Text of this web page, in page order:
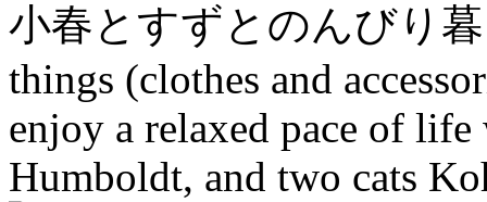
小春とすずとのんびり
things (clothes and
enjoy a relaxed pace of
Humboldt, and two cats